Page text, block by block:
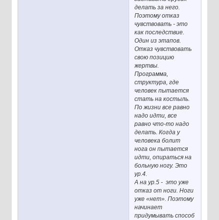
делать за него.
Поэтому отказ
чувствовать - это
как последствие.
Один из этапов.
Отказ чувствовать
свою позицию
жертвы.
Программа,
структура, где
человек пытается
стать на костыль.
По жизни все равно
надо идти, все
равно что-то надо
делать. Когда у
человека болит
нога он пытается
идти, опираться на
больную ногу. Это
ур.4.
А на ур.5 - это уже
отказ от ноги. Ноги
уже «нет». Поэтому
начинает
придумывать способ